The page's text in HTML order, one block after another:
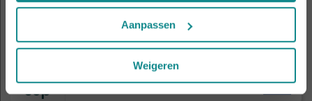
Aanpassen
Weigeren
9
19:00 - 21:00
15
sep
Nijmegen